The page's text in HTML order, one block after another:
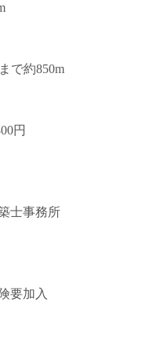
で約850m
円
事務所
加入